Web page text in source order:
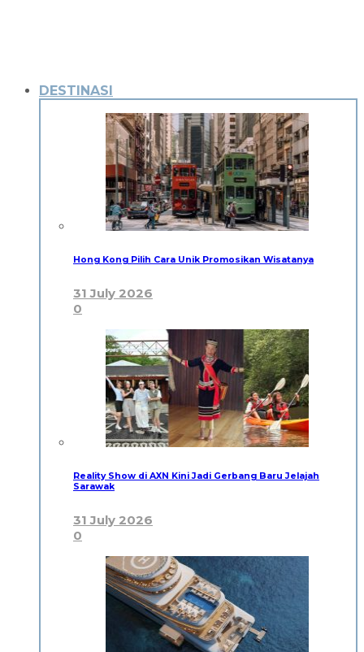
DESTINASI
Hong Kong Pilih Cara Unik Promosikan Wisatanya
31 July 2026
0
Reality Show di AXN Kini Jadi Gerbang Baru Jelajah
Sarawak
31 July 2026
0